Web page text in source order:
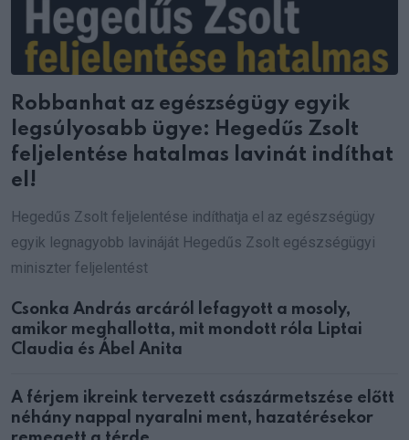
Robbanhat az egészségügy egyik
legsúlyosabb ügye: Hegedűs Zsolt
feljelentése hatalmas lavinát indíthat
el!
Hegedűs Zsolt feljelentése indíthatja el az egészségügy
egyik legnagyobb lavináját Hegedűs Zsolt egészségügyi
miniszter feljelentést
Csonka András arcáról lefagyott a mosoly,
amikor meghallotta, mit mondott róla Liptai
Claudia és Ábel Anita
A férjem ikreink tervezett császármetszése előtt
néhány nappal nyaralni ment, hazatérésekor